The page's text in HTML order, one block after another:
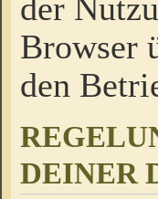
der
Browser
den
DEINER